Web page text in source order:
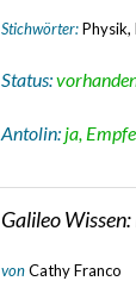
Stichwörter:Physik,
Status:
Antolin: ja,
Galileo
vonCathy Franco